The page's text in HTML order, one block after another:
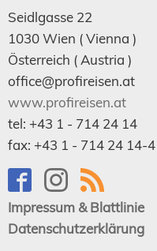
Seidlgasse 22
1030Wien ( Vienna )
Österreich (Austria )
office@profireisen.at
www.profireisen.at
tel: +43 1 - 714 24 14
fax: +43 1 - 714 24 14-4
Impressum & Blattlinie
Datenschutzerklärung